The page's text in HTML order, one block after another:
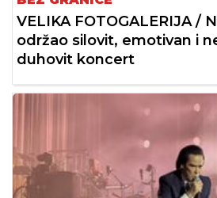
VELIKA FOTOGALERIJA /
održao silovit, emotivan i
duhovit koncert